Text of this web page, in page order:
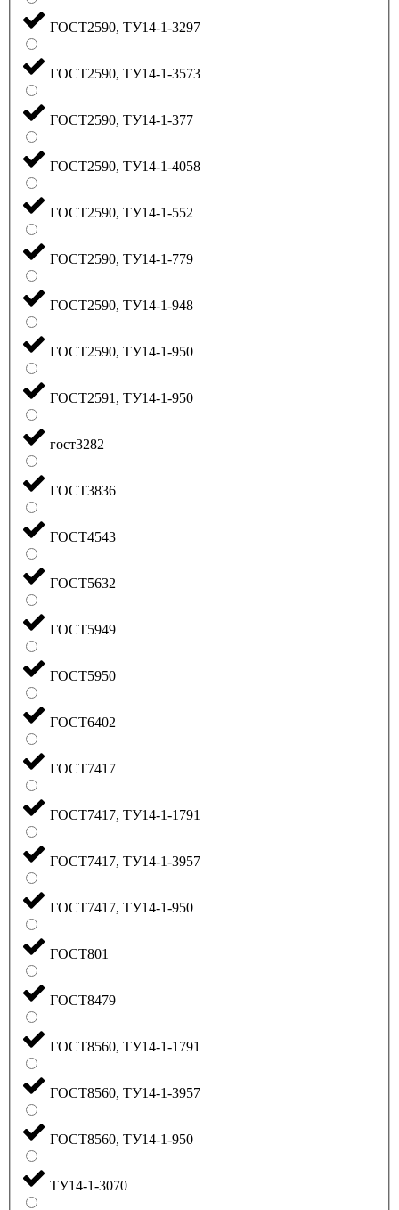
ГОСТ2590, ТУ14-1-3297
ГОСТ2590, ТУ14-1-3573
ГОСТ2590, ТУ14-1-377
ГОСТ2590, ТУ14-1-4058
ГОСТ2590, ТУ14-1-552
ГОСТ2590, ТУ14-1-779
ГОСТ2590, ТУ14-1-948
ГОСТ2590, ТУ14-1-950
ГОСТ2591, ТУ14-1-950
гост3282
ГОСТ3836
ГОСТ4543
ГОСТ5632
ГОСТ5949
ГОСТ5950
ГОСТ6402
ГОСТ7417
ГОСТ7417, ТУ14-1-1791
ГОСТ7417, ТУ14-1-3957
ГОСТ7417, ТУ14-1-950
ГОСТ801
ГОСТ8479
ГОСТ8560, ТУ14-1-1791
ГОСТ8560, ТУ14-1-3957
ГОСТ8560, ТУ14-1-950
ТУ14-1-3070